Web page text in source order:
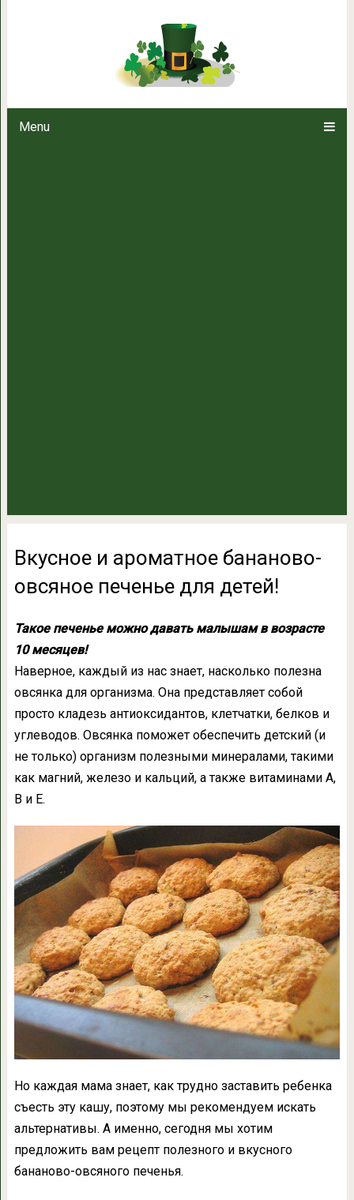
Menu
Вкусное и ароматное
Вкусное и ароматное бананово-
овсяное печенье для детей!
Такое печенье можно давать малышам в возрасте
10 месяцев!
Наверное, каждый из нас знает, насколько полезна
овсянка для организма. Она представляет собой
просто кладезь антиоксидантов, клетчатки, белков и
углеводов. Овсянка поможет обеспечить детский (и
не только) организм полезными минералами, такими
как магний, железо и кальций, а также витаминами А,
В и Е.
Но каждая мама знает, как трудно заставить ребенка
съесть эту кашу, поэтому мы рекомендуем искать
альтернативы. А именно, сегодня мы хотим
предложить вам рецепт полезного и вкусного
бананово-овсяного печенья.